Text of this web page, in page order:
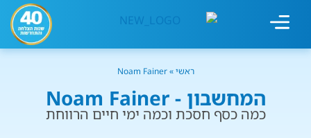
ראשי»
Noam Fainer
המחשבון - Noam Fainer
כמה כסף חסכת וכמה ימי חיים הרווחת